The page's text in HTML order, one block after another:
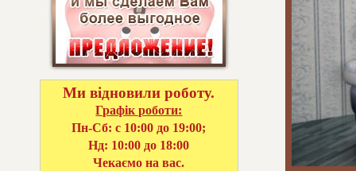
Ми відновили роботу.
Графік роботи:
Пн-Сб: с 10:00 до 19:00;
Нд: 10:00 до 18:00
Чекаємо на вас.